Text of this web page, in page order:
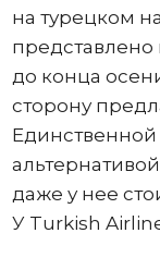
на турецком
представлено
до конца
сторону
даже у нее
У Turkish